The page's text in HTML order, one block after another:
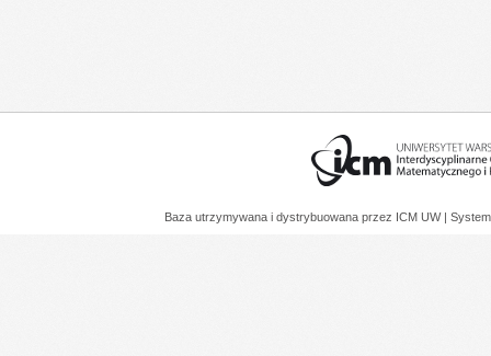
Baza utrzymywana i dystrybuowana przez ICM UW |